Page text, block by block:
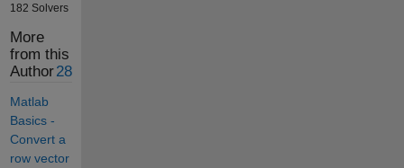
182 Solvers
More
from this
Author28
Matlab
Basics -
Convert a
row vector